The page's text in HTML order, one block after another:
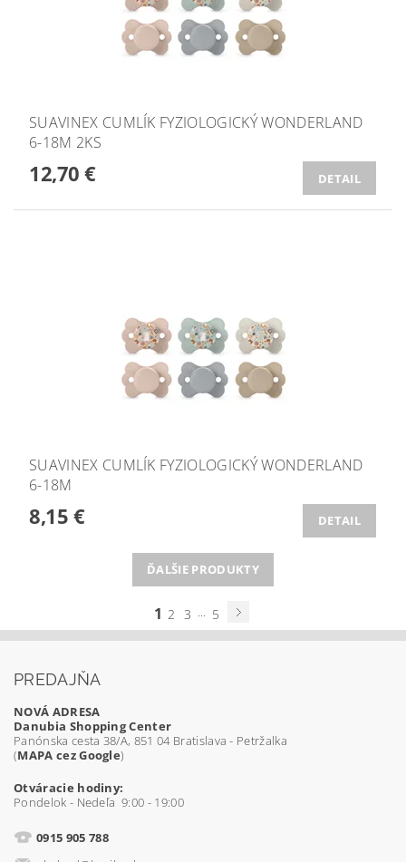
SUAVINEX CUMLÍK FYZIOLOGICKÝ WONDERLAND
6-18M 2KS
12,70 € DETAIL
SUAVINEX CUMLÍK FYZIOLOGICKÝ WONDERLAND
6-18M
8,15 € DETAIL
ĎALŠIE PRODUKTY
1 2 3 ... 5
PREDAJŇA
NOVÁ ADRESA
Danubia Shopping Center
Panónska cesta 38/A, 851 04 Bratislava - Petržalka
(MAPA cez Google)
Otváracie hodiny:
Pondelok - Nedeľa 9:00 - 19:00
0915 905 788